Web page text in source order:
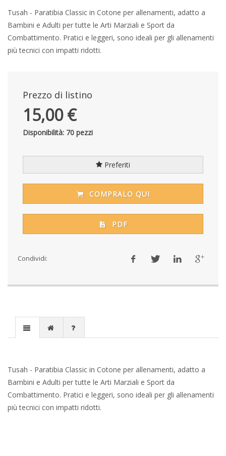
Tusah - Paratibia Classic in Cotone per allenamenti, adatto a
Bambini e Adulti per tutte le Arti Marziali e Sport da
Combattimento. Pratici e leggeri, sono ideali per gli allenamenti
più tecnici con impatti ridotti.
Prezzo di listino
15,00 €
Disponibilità: 70 pezzi
Preferiti
COMPRALO QUI
PDF
Condividi:
Tusah - Paratibia Classic in Cotone per allenamenti, adatto a
Bambini e Adulti per tutte le Arti Marziali e Sport da
Combattimento. Pratici e leggeri, sono ideali per gli allenamenti
più tecnici con impatti ridotti.